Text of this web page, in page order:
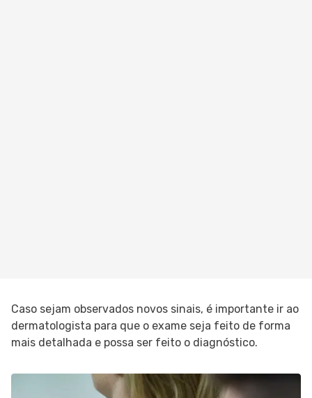
Caso sejam observados novos sinais, é importante ir ao
dermatologista para que o exame seja feito de forma
mais detalhada e possa ser feito o diagnóstico.